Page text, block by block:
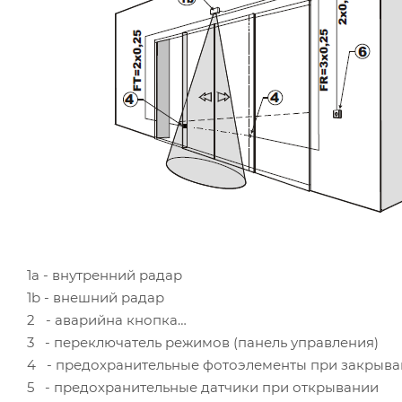
1а - внутренний радар
1b - внешний радар
2 - аварийна кнопка
3 - переключатель режимов (панель управления)
4 - предохранительные фотоэлементы при
5 - предохранительные датчики при открывании